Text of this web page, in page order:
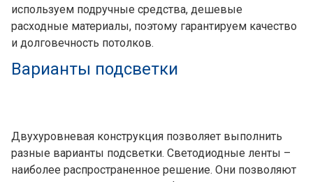
используем подручные средства, дешевые
расходные материалы, поэтому гарантируем качество
и долговечность потолков.
Варианты подсветки
Двухуровневая конструкция позволяет выполнить
разные варианты подсветки. Светодиодные ленты –
наиболее распространенное решение. Они позволяют